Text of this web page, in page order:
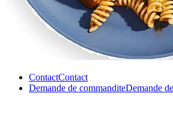
ContactContact
Demande de commanditeDemande